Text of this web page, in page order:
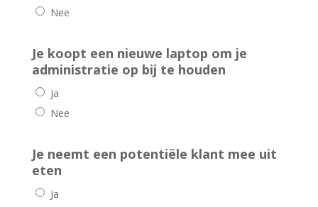
Nee
Je koopt een nieuwe laptop om je
administratie op bij te houden
Ja
Nee
Je neemt een potentiële klant mee uit
eten
Ja